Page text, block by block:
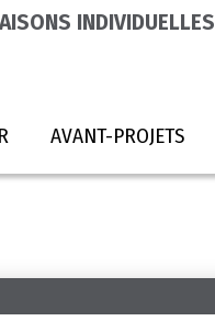
INDIVIDUELLES
AVANT-PROJETS